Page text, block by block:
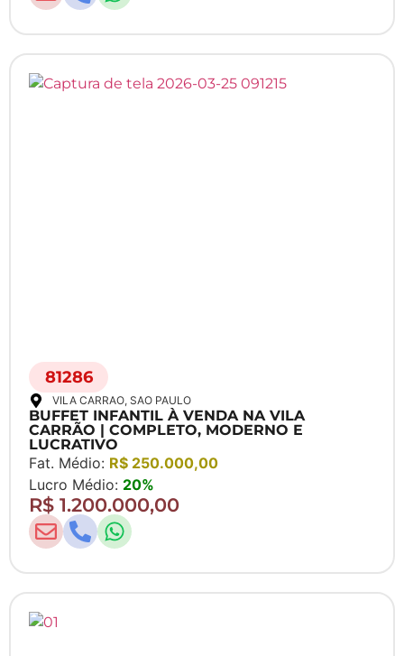
81286
VILA CARRAO, SAO PAULO
BUFFET INFANTIL À VENDA NA VILA
CARRÃO | COMPLETO, MODERNO E
LUCRATIVO
Fat. Médio: R$ 250.000,00
Lucro Médio: 20%
R$ 1.200.000,00